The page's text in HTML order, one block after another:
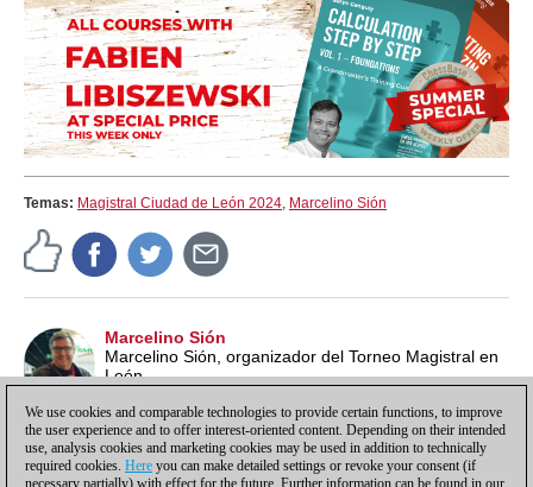
Temas: Magistral Ciudad de León 2024 Marcelino Sión
Marcelino Sión
Marcelino Sión, organizador del Torneo Magistral en
León
We use cookies and comparable technologies to provide certain functions, to improve
the user experience and to offer interest-oriented content. Depending on their intended
use, analysis cookies and marketing cookies may be used in addition to technically
required cookies. Here you can make detailed settings or revoke your consent (if
necessary partially) with effect for the future. Further information can be found in our